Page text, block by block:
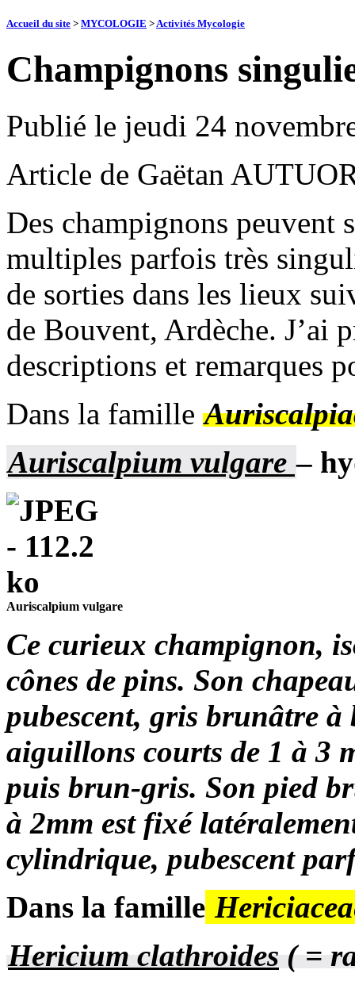
Accueil du site > MYCOLOGIE >Activités Mycologie
Champignons
Publié le jeudi 24
Article de Gaëtan
Des champignons peuvent
multiples parfois très
de sorties dans les lieux
de Bouvent, Ardèche. J’ai
descriptions et remarques
Dans la famille
Auriscalpium vulgare –
Auriscalpium vulgare
Ce curieux champignon,
cônes de pins. Son
pubescent, gris brunâtre
aiguillons courts de 1 à 3
puis brun-gris. Son pied
à 2mm est fixé
cylindrique, pubescent
Dans la famille
Hericium clathroides ( =